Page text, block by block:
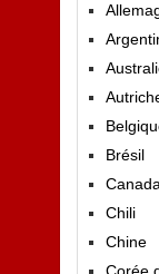
Brésil
Canada
Chili
Chine